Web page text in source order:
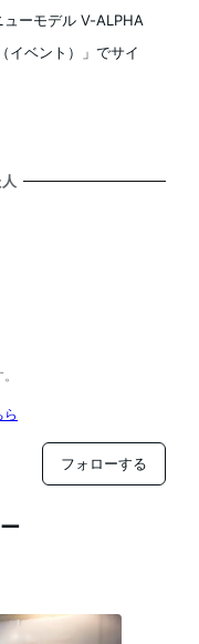
ーモデル V-ALPHA
イベント）」でサイ
ら
フォローする